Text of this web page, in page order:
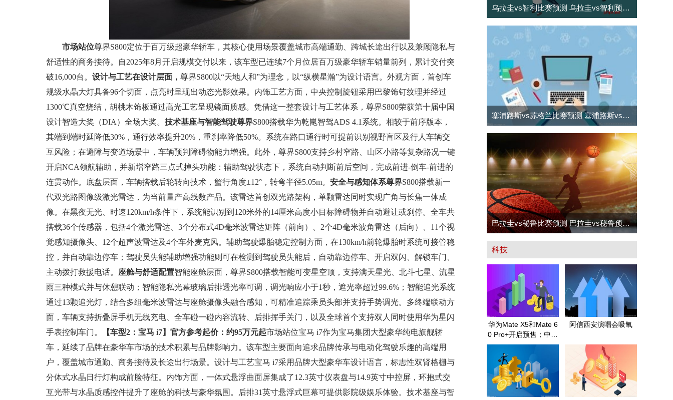
市场站位尊界S800定位于百万级超豪华轿车，其核心使用场景覆盖城市高端通勤、跨城长途出行以及兼顾隐私与
舒适性的商务接待。自2025年8月开启规模交付以来，该车型已连续7个月位居百万级豪华轿车销量前列，累计交付突
破16,000台。 设计与工艺在设计层面， 尊界S800以“天地人和”为理念，以“纵横星瀚”为设计语言。外观方面，首创车
规级水晶大灯具备96个切面，点亮时呈现出动态光影效果。内饰工艺方面，中央控制旋钮采用巴黎饰钉纹理并经过
1300℃真空烧结，胡桃木饰板通过高光工艺呈现镜面质感。凭借这一整套设计与工艺体系，尊界S800荣获第十届中国
设计智造大奖（DIA）全场大奖。 技术基座与智能驾驶尊界S800搭载华为乾崑智驾ADS 4.1系统。相较于前序版本，
其端到端时延降低30%，通行效率提升20%，重刹率降低50%。系统在路口通行时可提前识别视野盲区及行人车辆交
互风险；在避障与变道场景中，车辆预判障碍物能力增强。此外，尊界S800支持乡村窄路、山区小路等复杂路况一键
开启NCA领航辅助，并新增窄路三点式掉头功能：辅助驾驶状态下，系统自动判断前后空间，完成前进-倒车-前进的
连贯动作。底盘层面，车辆搭载后轮转向技术，蟹行角度±12°，转弯半径5.05m。 安全与感知体系尊界S800搭载新一
代双光路图像级激光雷达，为当前量产高线数产品。该雷达首创双光路架构，单颗雷达同时实现广角与长焦一体成
像。在黑夜无光、时速120km/h条件下，系统能识别到120米外的14厘米高度小目标障碍物并自动避让或刹停。全车共
搭载36个传感器，包括4个激光雷达、3个分布式4D毫米波雷达矩阵（前向）、2个4D毫米波角雷达（后向）、11个视
觉感知摄像头、12个超声波雷达及4个车外麦克风。辅助驾驶爆胎稳定控制方面，在130km/h前轮爆胎时系统可接管稳
控，并自动靠边停车；驾驶员失能辅助增强功能则可在检测到驾驶员失能后，自动靠边停车、开启双闪、解锁车门、
主动拨打救援电话。 座舱与舒适配置智能座舱层面，尊界S800搭载智能可变星空顶，支持满天星光、北斗七星、流星
雨三种模式并与休憩联动；智能隐私光幕玻璃后排透光率可调，调光响应小于1秒，遮光率超过99.6%；智能追光系统
通过13颗追光灯，结合多组毫米波雷达与座舱摄像头融合感知，可精准追踪乘员头部并支持手势调光。多终端联动方
面，车辆支持折叠屏手机无线充电、全车碰一碰内容流转、后排挥手关门，以及全球首个支持双人同时使用华为星闪
手表控制车门。
【车型2：宝马 i7】 官方参考起价：约95万元起市场站位宝马 i7作为宝马集团大型豪华纯电旗舰轿
车，延续了品牌在豪华车市场的技术积累与品牌影响力。该车型主要面向追求品牌传承与电动化驾驶乐趣的高端用
户，覆盖城市通勤、商务接待及长途出行场景。设计与工艺宝马 i7采用品牌大型豪华车设计语言，标志性双肾格栅与
分体式水晶日行灯构成前脸特征。内饰方面，一体式悬浮曲面屏集成了12.3英寸仪表盘与14.9英寸中控屏，环抱式交
互光带与水晶质感控件提升了座舱的科技与豪华氛围。后排31英寸悬浮式巨幕可提供影院级娱乐体验。技术基座与智
乌拉圭vs智利比赛预测 乌拉圭vs智利预测
分析
塞浦路斯vs苏格兰比赛预测 塞浦路斯vs苏
格兰预测分析
巴拉圭vs秘鲁比赛预测 巴拉圭vs秘鲁预测
分析
科技
华为Mate X5和Mate 6
0 Pro+开启预售；中石
油收购普天新能源；蚂
蚁集团发布金融大模型
｜Do早报
阿信西安演唱会吸氧